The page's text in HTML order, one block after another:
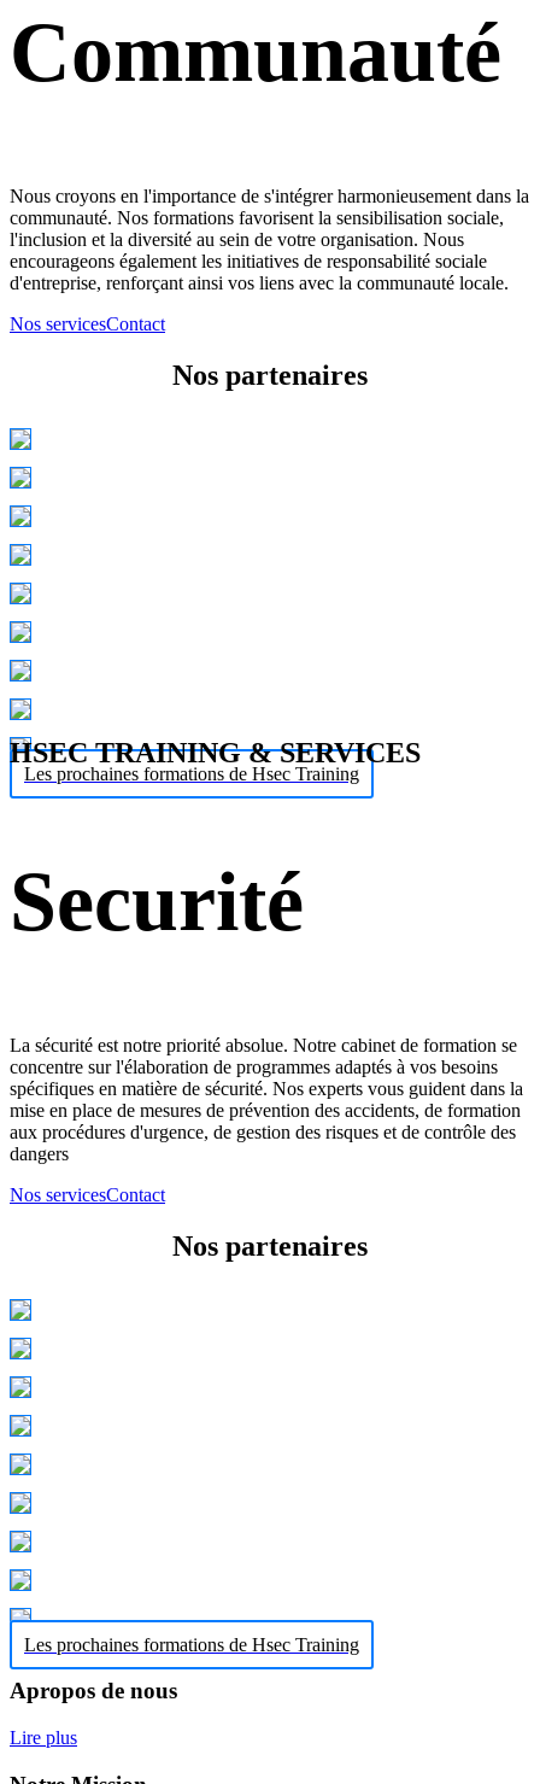
Communauté
Nous croyons en l'importance de s'intégrer harmonieusement dans la
communauté. Nos formations favorisent la sensibilisation sociale,
l'inclusion et la diversité au sein de votre organisation. Nous
encourageons également les initiatives de responsabilité sociale
d'entreprise, renforçant ainsi vos liens avec la communauté locale.
Nos servicesContact
Nos partenaires
Les prochaines formations de Hsec Training
HSEC TRAINING & SERVICES
Securité
La sécurité est notre priorité absolue. Notre cabinet de formation se
concentre sur l'élaboration de programmes adaptés à vos besoins
spécifiques en matière de sécurité. Nos experts vous guident dans la
mise en place de mesures de prévention des accidents, de formation
aux procédures d'urgence, de gestion des risques et de contrôle des
dangers
Nos servicesContact
Nos partenaires
Les prochaines formations de Hsec Training
Apropos de nous
Lire plus